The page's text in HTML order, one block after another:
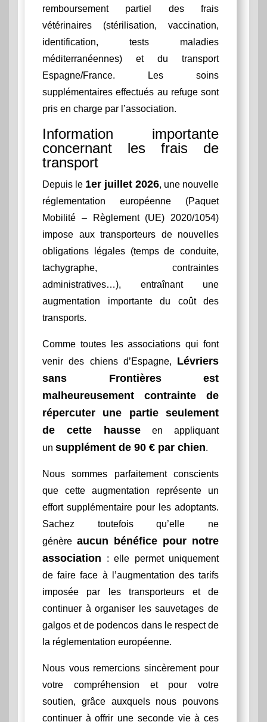
remboursement partiel des frais
vétérinaires (stérilisation, vaccination,
identification, tests maladies
méditerranéennes) et du transport
Espagne/France. Les soins
supplémentaires effectués au refuge sont
pris en charge par l’association.
Information importante
concernant les frais de
transport
Depuis le 1er juillet 2026, une nouvelle
réglementation européenne (Paquet
Mobilité – Règlement (UE) 2020/1054)
impose aux transporteurs de nouvelles
obligations légales (temps de conduite,
tachygraphe, contraintes
administratives…), entraînant une
augmentation importante du coût des
transports.
Comme toutes les associations qui font
venir des chiens d’Espagne, Lévriers
sans Frontières est
malheureusement contrainte de
répercuter une partie seulement
de cette hausse en appliquant
un supplément de 90 € par chien.
Nous sommes parfaitement conscients
que cette augmentation représente un
effort supplémentaire pour les adoptants.
Sachez toutefois qu’elle ne
génère aucun bénéfice pour notre
association : elle permet uniquement
de faire face à l’augmentation des tarifs
imposée par les transporteurs et de
continuer à organiser les sauvetages de
galgos et de podencos dans le respect de
la réglementation européenne.
Nous vous remercions sincèrement pour
votre compréhension et pour votre
soutien, grâce auxquels nous pouvons
continuer à offrir une seconde vie à ces